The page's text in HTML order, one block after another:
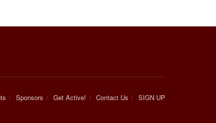
Sponsors Get Active! Contact Us SIGN UP